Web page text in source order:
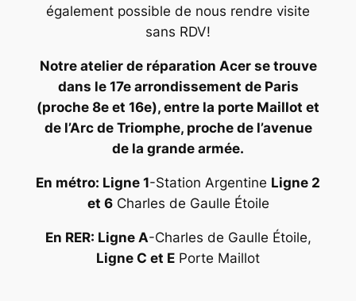
également possible de nous rendre visite
sans RDV!
Notre atelier de réparation Acer se trouve
dans le 17e arrondissement de Paris
(proche 8e et 16e), entre la porte Maillot et
de l’Arc de Triomphe, proche de l’avenue
de la grande armée.
En métro: Ligne 1-Station Argentine Ligne 2
et 6Charles de Gaulle Étoile
En RER: Ligne A-Charles de Gaulle Étoile,
Ligne C et E Porte Maillot